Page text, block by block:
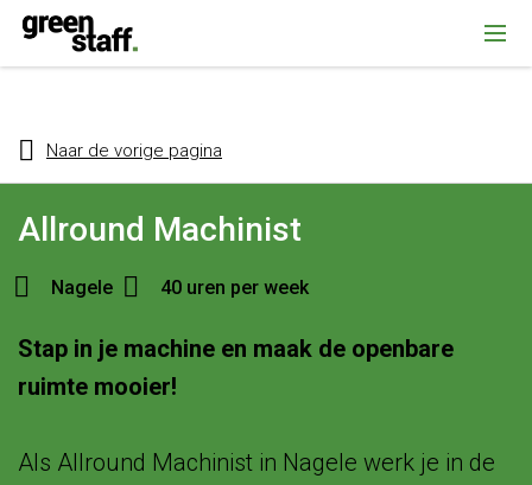
{ "@context": "https://schema.org", "@type": "Organization", "name":
""Greenstaff, "url": "https://www.greenstaff.nl", "logo": "" }
Naar de vorige pagina
Allround Machinist
Nagele 40 uren per week
Stap in je machine en maak de openbare
ruimte mooier!
Als Allround Machinist in Nagele werk je in de